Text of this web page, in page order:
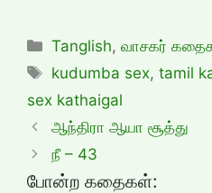
Categories
Tanglish,வாசகர்
Tags
kudumba sex,tamil
sex kathaigal
ஆந்திரா ஆயா சூத்து
நீ – 43
போன்ற கதைகள்: